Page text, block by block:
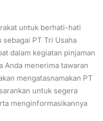
untuk berhati-hati
PT Tri Usaha
dalam kegiatan pinjaman
Anda menerima tawaran
mengatasnamakan PT
untuk segera
menginformasikannya